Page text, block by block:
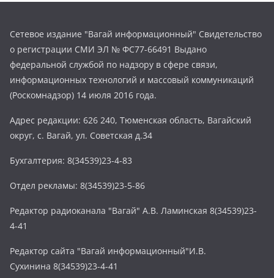
Сетевое издание "Вагай информационный" Свидетельство
о регистрации СМИ ЭЛ № ФС77-66491 Выдано
федеральной службой по надзору в сфере связи,
информационных технологий и массовый коммуникаций
(Роскомнадзор) 14 июля 2016 года.
Адрес редакции: 626 240, Тюменская область, Вагайский
округ, с. Вагай, ул. Советская д.34
Бухгалтерия: 8(34539)23-4-83
Отдел рекламы: 8(34539)23-5-86
Редактор радиоканала "Вагай" А.В. Ламинская 8(34539)23-
4-41
Редактор сайта "Вагай информационный"И.В.
Сухинина 8(34539)23-4-41